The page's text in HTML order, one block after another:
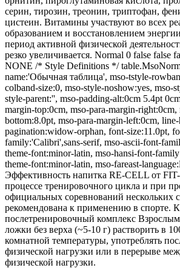
серин, тирозин, треонин, триптофан,
цистеин. Витамины участвуют во всех
образованием и восстановлением
период активной физической
резко увеличивается. Normal 0 false
NONE /* Style Definitions */
name:'Обычная таблица', mso-tstyle-
colband-size:0, mso-style-noshow:yes, mso-
style-parent:'', mso-padding-alt:0cm 5.4pt
margin-top:0cm, mso-para-margin-right:0cm,
bottom:8.0pt, mso-para-margin-left:0cm,
pagination:widow-orphan, font-size:11.0pt,
family:'Calibri',sans-serif, mso-ascii-font-
theme-font:minor-latin, mso-hansi-font-
theme-font:minor-latin, mso-fareast-
Эффективность напитка RE-CELL от
процессе тренировочного цикла и при
официальных соревнований нескольких
рекомендована к применению в спорте.
послетренировочный комплекс
ложки без верха (~5-10 г) растворить в
комнатной температуры, употреблять
физической нагрузки или в перерыве
физической нагрузки.